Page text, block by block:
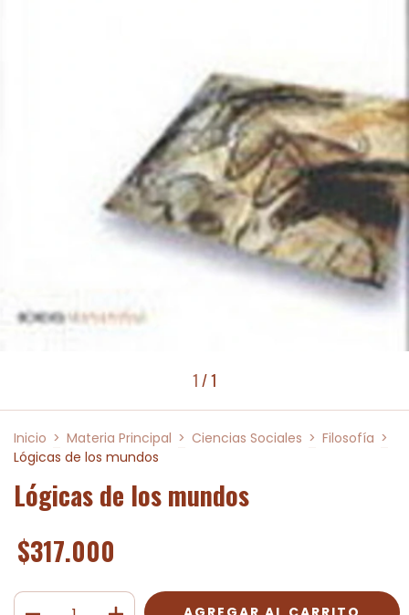
1 /1
Inicio > Materia Principal > Ciencias Sociales > Filosofía >
Lógicas de los mundos
Lógicas de los mundos
$317.000